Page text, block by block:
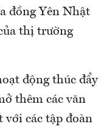
đồng Yên Nhật
thị trường
động thúc đẩy
thêm các văn
các tập đoàn